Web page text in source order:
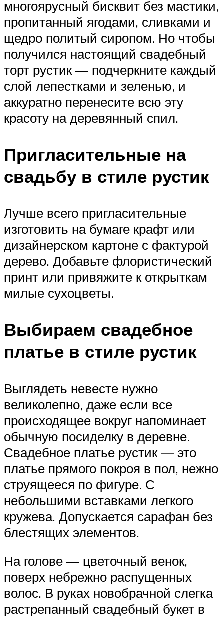
многоярусный бисквит без мастики,
пропитанный ягодами, сливками и
щедро политый сиропом. Но чтобы
получился настоящий свадебный
торт рустик — подчеркните каждый
слой лепестками и зеленью, и
аккуратно перенесите всю эту
красоту на деревянный спил.
Пригласительные на
свадьбу в стиле рустик
Лучше всего пригласительные
изготовить на бумаге крафт или
дизайнерском картоне с фактурой
дерево. Добавьте флористический
принт или привяжите к открыткам
милые сухоцветы.
Выбираем свадебное
платье в стиле рустик
Выглядеть невесте нужно
великолепно, даже если все
происходящее вокруг напоминает
обычную посиделку в деревне.
Свадебное платье рустик — это
платье прямого покроя в пол, нежно
струящееся по фигуре. С
небольшими вставками легкого
кружева. Допускается сарафан без
блестящих элементов.
На голове — цветочный венок,
поверх небрежно распущенных
волос. В руках новобрачной слегка
растрепанный свадебный букет в